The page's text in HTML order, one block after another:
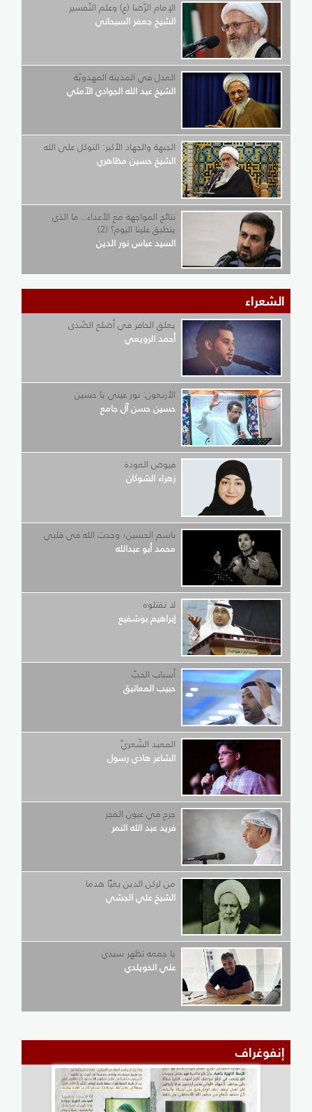
الإمام الرّضا (ع) وعلم التّفسير
الشيخ جعفر السبحاني
العدل في المدينة المهدويّة
الشيخ عبد الله الجوادي الآملي
الجبهة والجهاد الأكبر: التوكل على الله
الشيخ حسين مظاهري
نتائج المواجهة مع الأعداء.. ما الذي
ينطبق علينا اليوم؟ (2)
السيد عباس نور الدين
الشعراء
يعلق الحافر في أضلع الصّدى
أحمد الرويعي
الأربعون: نور عيني يا حسين
حسين حسن آل جامع
فيوض العودة
زهراء الشوكان
باسم الحسين؛ وجدت الله في قلبي
محمد أبو عبدالله
لا تقتلوه
إبراهيم بوشفيع
أسباب الحبّ
حبيب المعاتيق
المعبد الشّعريّ
الشاعر هادي رسول
جرح في عيون الفجر
فريد عبد الله النمر
من لركن الدين بغيًا هدما
الشيخ علي الجشي
يا جمعه تظهر سيدي
علي الخويلدي
إنفوغراف